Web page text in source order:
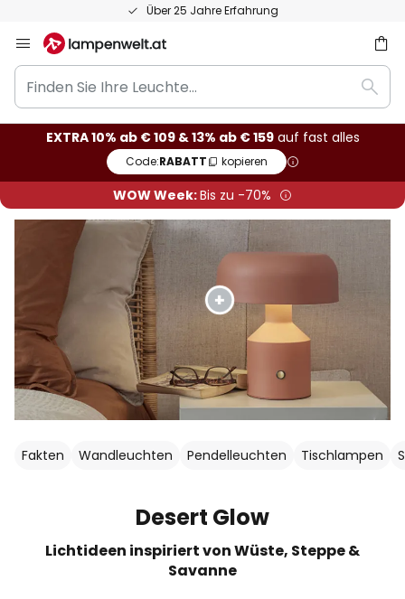
50 Tage Retoure
Inhalt
springen
Finden
Sie
Ihre
Leuchte...
EXTRA 10% ab € 109 & 13% ab € 159auf fast alles
Code:RABATT kopieren
WOW Week:Bis zu -70%
Fakten Wandleuchten Pendelleuchten Tischlampen
Desert Glow
Lichtideen inspiriert von Wüste, Steppe &
Savanne